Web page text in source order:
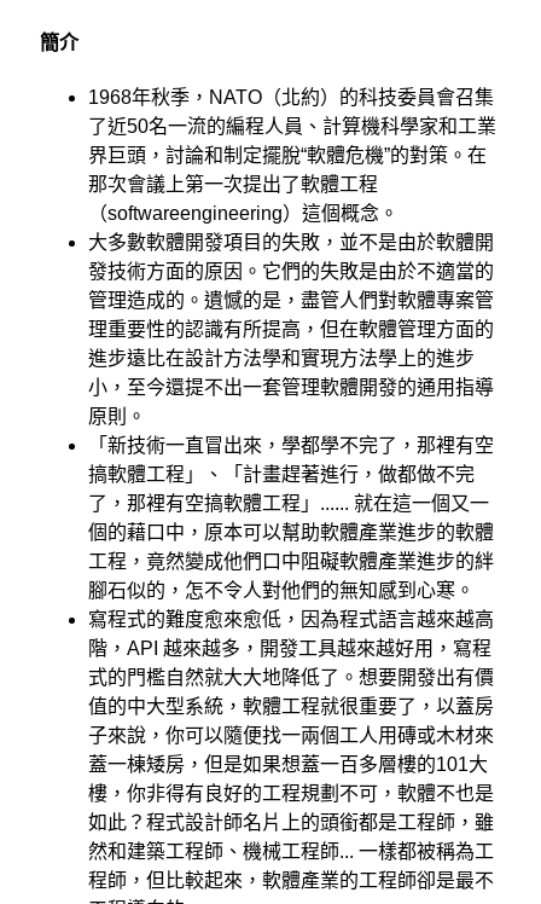
簡介
1968年秋季，NATO（北約）的科技委員會召集
了近50名一流的編程人員、計算機科學家和工業
界巨頭，討論和制定擺脫“軟體危機”的對策。在
那次會議上第一次提出了軟體工程
（softwareengineering）這個概念。
大多數軟體開發項目的失敗，並不是由於軟體開
發技術方面的原因。它們的失敗是由於不適當的
管理造成的。遺憾的是，盡管人們對軟體專案管
理重要性的認識有所提高，但在軟體管理方面的
進步遠比在設計方法學和實現方法學上的進步
小，至今還提不出一套管理軟體開發的通用指導
原則。
「新技術一直冒出來，學都學不完了，那裡有空
搞軟體工程」、「計畫趕著進行，做都做不完
了，那裡有空搞軟體工程」...... 就在這一個又一
個的藉口中，原本可以幫助軟體產業進步的軟體
工程，竟然變成他們口中阻礙軟體產業進步的絆
腳石似的，怎不令人對他們的無知感到心寒。
寫程式的難度愈來愈低，因為程式語言越來越高
階，API 越來越多，開發工具越來越好用，寫程
式的門檻自然就大大地降低了。想要開發出有價
值的中大型系統，軟體工程就很重要了，以蓋房
子來說，你可以隨便找一兩個工人用磚或木材來
蓋一棟矮房，但是如果想蓋一百多層樓的101大
樓，你非得有良好的工程規劃不可，軟體不也是
如此？程式設計師名片上的頭銜都是工程師，雖
然和建築工程師、機械工程師... 一樣都被稱為工
程師，但比較起來，軟體產業的工程師卻是最不